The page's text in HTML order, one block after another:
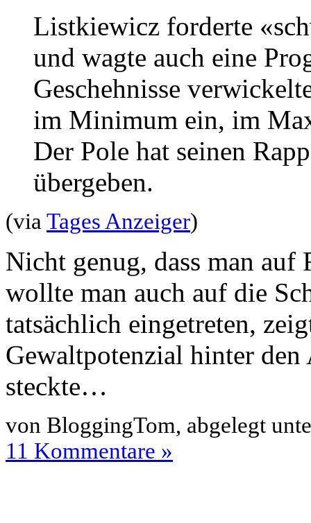
Listkiewicz forderte
und wagte auch eine
Geschehnisse
im Minimum ein, im
Der Pole hat seinen
übergeben.
(viaTages Anzeiger)
Nicht genug, dass man auf
wollte man auch auf die
tatsächlich eingetreten,
Gewaltpotenzial hinter
steckte…
von BloggingTom, abgelegt
11 Kommentare »